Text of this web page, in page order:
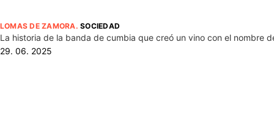
LOMAS DE ZAMORA.SOCIEDAD
La historia de la banda de cumbia que creó un vino con el nombre
29. 06. 2025